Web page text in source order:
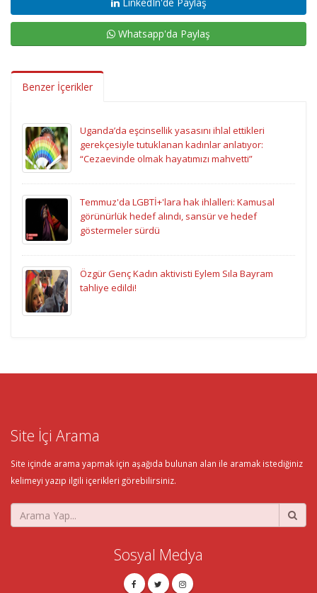
LinkedIn'de Paylaş
Whatsapp'da Paylaş
Benzer İçerikler
Uganda’da eşcinsellik yasasını ihlal ettikleri
gerekçesiyle tutuklanan kadınlar anlatıyor:
“Cezaevinde olmak hayatımızı mahvetti”
Temmuz'da LGBTİ+'lara hak ihlalleri: Kamusal
görünürlük hedef alındı, sansür ve hedef
göstermeler sürdü
Özgür Genç Kadın aktivisti Eylem Sıla Bayram
tahliye edildi!
Site İçi Arama
Site içinde arama yapmak için aşağıda bulunan alan ile aramak istediğiniz
kelimeyi yazıp ilgili içerikleri görebilirsiniz.
Sosyal Medya